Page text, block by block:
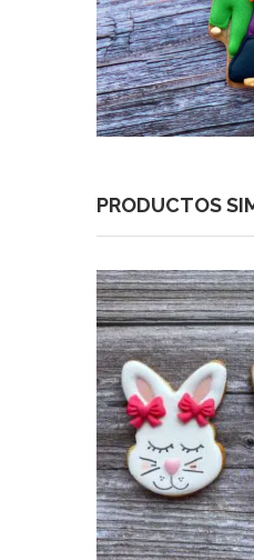
PRODUCTOS